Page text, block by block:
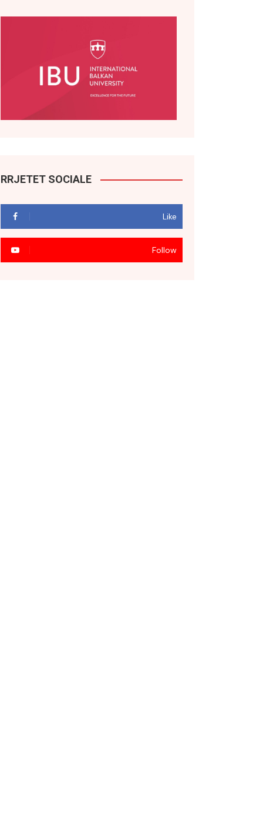
RRJETET SOCIALE
Like
Follow